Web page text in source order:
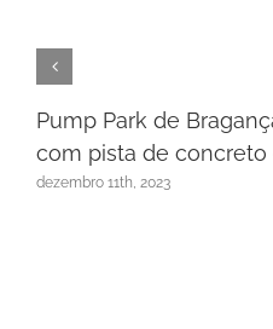
Pump Park de
com pista de
dezembro 11th, 2023